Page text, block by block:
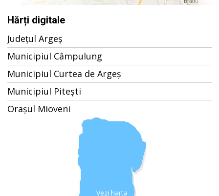
Hărți digitale
Județul Argeș
Municipiul Câmpulung
Municipiul Curtea de Argeș
Municipiul Pitești
Orașul Mioveni
Vezi harta